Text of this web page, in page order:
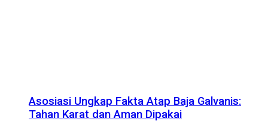
Asosiasi Ungkap Fakta Atap Baja Galvanis:
Tahan Karat dan Aman Dipakai